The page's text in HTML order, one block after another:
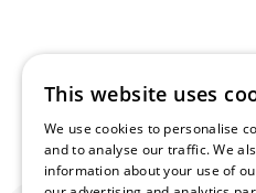
This website uses
We use cookies to personalise
and to analyse our traffic. We
information about your use of